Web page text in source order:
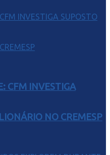
CFM INVESTIGA
NO CREMESP